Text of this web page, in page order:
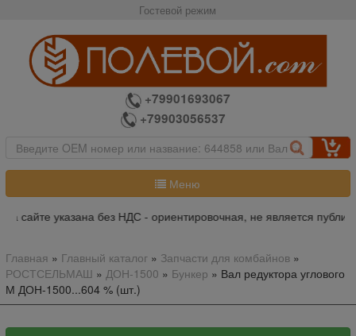
Гостевой режим
+79901693067
+79903056537
Меню
сайте указана без НДС - ориентировочная, не является
Главная » Главный каталог» Запчасти для комбайнов»
РОСТСЕЛЬМАШ » ДОН-1500 » Бункер » Вал редуктора углового
М ДОН-1500...604 % (шт.)